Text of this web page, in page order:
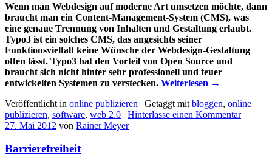
Wenn man Webdesign auf moderne Art umsetzen möchte, dann
braucht man ein Content-Management-System (CMS), was
eine genaue Trennung von Inhalten und Gestaltung erlaubt.
Typo3 ist ein solches CMS, das angesichts seiner
Funktionsvielfalt keine Wünsche der Webdesign-Gestaltung
offen lässt. Typo3 hat den Vorteil von Open Source und
braucht sich nicht hinter sehr professionell und teuer
entwickelten Systemen zu verstecken. Weiterlesen →
Veröffentlicht in online publizieren | Getaggt mit bloggen, online
publizieren, software, web 2.0 | Hinterlasse einen Kommentar
27. Mai 2012 von Rainer Meyer
Barrierefreiheit